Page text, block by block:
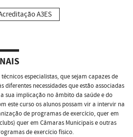
A3ES
especialistas, que sejam capazes de
diferentes necessidades que estão associadas
sua implicação no âmbito da saúde e do
este curso os alunos possam vir a intervir na
de programas de exercício, quer em
quer em Câmaras Municipais e outras
de exercício físico.